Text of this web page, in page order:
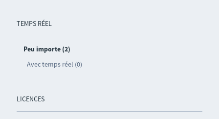
TEMPS RÉEL
Peu importe (2)
Avec temps réel (0)
LICENCES